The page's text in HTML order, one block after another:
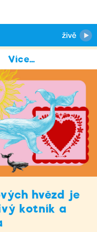
Více…
hvězd je
kotník a